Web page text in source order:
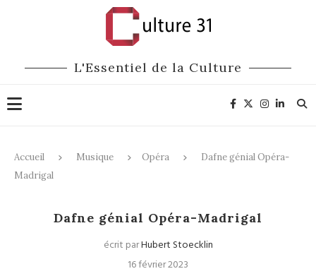
L'Essentiel de la Culture
Accueil Musique Opéra
Dafne génial Opéra-
Madrigal
Dafne génial Opéra-Madrigal
écrit parHubert Stoecklin
16 février 2023